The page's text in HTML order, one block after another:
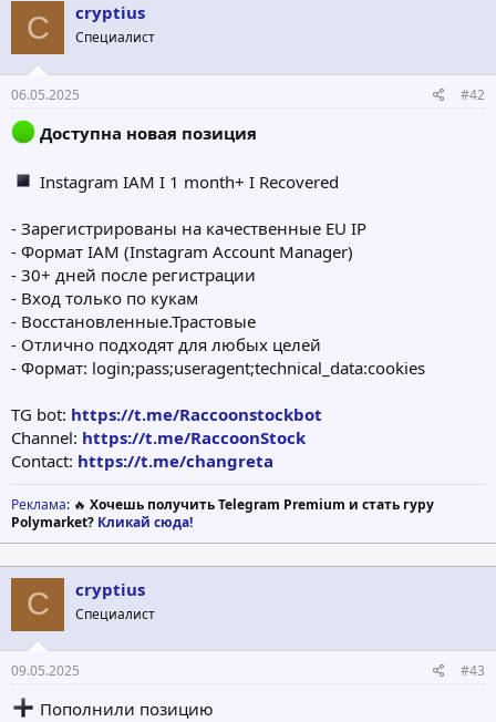
C cryptius
Специалист
06.05.2025 #42
Доступна новая позиция
Instagram IAM I 1 month+ I Recovered
- Зарегистрированы на качественные EU IP
- Формат IAM (Instagram Account Manager)
- 30+ дней после регистрации
- Вход только по кукам
- Восстановленные.Трастовые
- Отлично подходят для любых целей
- Формат: login;рass;useragent;technical_data:cookies
TG bot: https://t.me/Raccoonstockbot
Channel: https://t.me/RaccoonStock
Contact: https://t.me/changreta
Реклама: 🔥 Хочешь получить Telegram Premium и стать гуру
Polymarket? Кликай сюда!
C cryptius
Специалист
09.05.2025 #43
Пополнили позицию